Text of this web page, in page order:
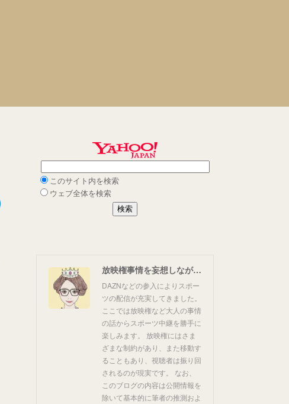
放映権事情を妄想しながらスポーツ中継を楽しむ
DAZNなどの参入によりスポー
ツの配信が充実してきました。
ここでは放映権など大人の事情
の話からスポーツ中継を勝手に
楽しみます。 放映権にはさま
ざまな制約があり、また移動す
ることもあり、視聴者は振り回
されるのが現実です。 なお、
このブログの内容は公開情報を
除いて基本的に筆者の推測およ